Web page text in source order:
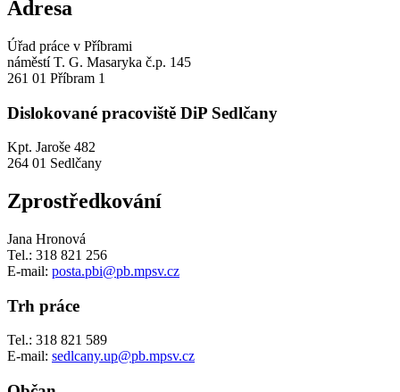
Adresa
Úřad práce v Příbrami
náměstí T. G. Masaryka č.p. 145
261 01 Příbram 1
Dislokované pracoviště DiP Sedlčany
Kpt. Jaroše 482
264 01 Sedlčany
Zprostředkování
Jana Hronová
Tel.: 318 821 256
E-mail: posta.pbi@pb.mpsv.cz
Trh práce
Tel.: 318 821 589
E-mail: sedlcany.up@pb.mpsv.cz